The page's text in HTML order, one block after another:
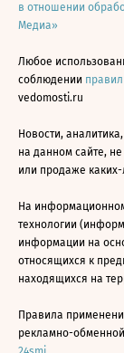
в отношении
Медиа»
Любое
соблюдении
vedomosti.ru
Новости,
на данном сайте,
или продаже
На
технологии
информации на
относящихся к
находящихся на
Правила
рекламно-